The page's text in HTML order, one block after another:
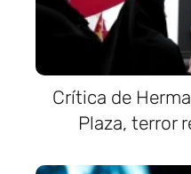
Crítica de
Plaza, terror